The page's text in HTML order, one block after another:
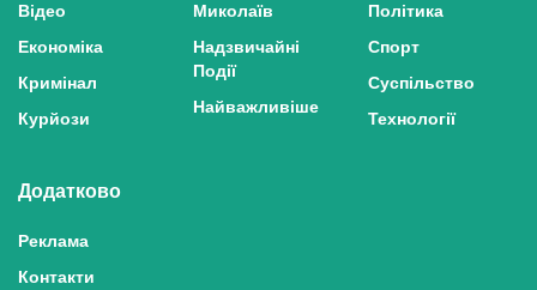
Відео
Економіка
Кримінал
Курйози
Миколаїв
Надзвичайні
Події
Найважливіше
Політика
Спорт
Суспільство
Технології
Додатково
Реклама
Контакти